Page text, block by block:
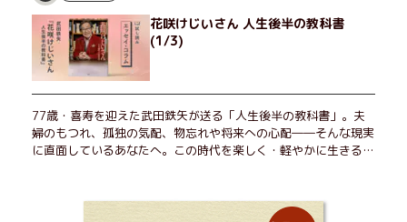
花咲けじいさん 人生後半の教科書
(1/3)
77歳・喜寿を迎えた武田鉄矢が送る「人生後半の教科書」。夫
婦のもつれ、孤独の気配、物忘れや将来への心配――そんな現実
に直面しているあなたへ。この時代を楽しく・軽やかに生きるヒ
ら！ 読むだけで前向きになれる一冊。